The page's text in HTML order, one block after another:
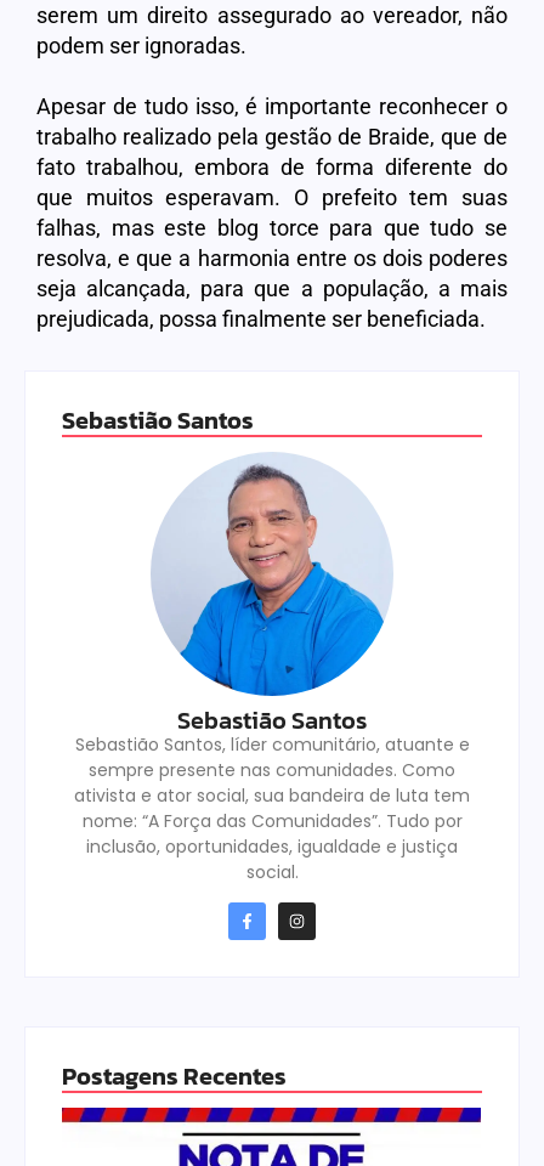
serem um direito assegurado ao vereador, não
podem ser ignoradas.
Apesar de tudo isso, é importante reconhecer o
trabalho realizado pela gestão de Braide, que de
fato trabalhou, embora de forma diferente do
que muitos esperavam. O prefeito tem suas
falhas, mas este blog torce para que tudo se
resolva, e que a harmonia entre os dois poderes
seja alcançada, para que a população, a mais
prejudicada, possa finalmente ser beneficiada.
Sebastião Santos
Sebastião Santos
Sebastião Santos, líder comunitário, atuante e
sempre presente nas comunidades. Como
ativista e ator social, sua bandeira de luta tem
nome: “A Força das Comunidades”. Tudo por
inclusão, oportunidades, igualdade e justiça
social.
Postagens Recentes